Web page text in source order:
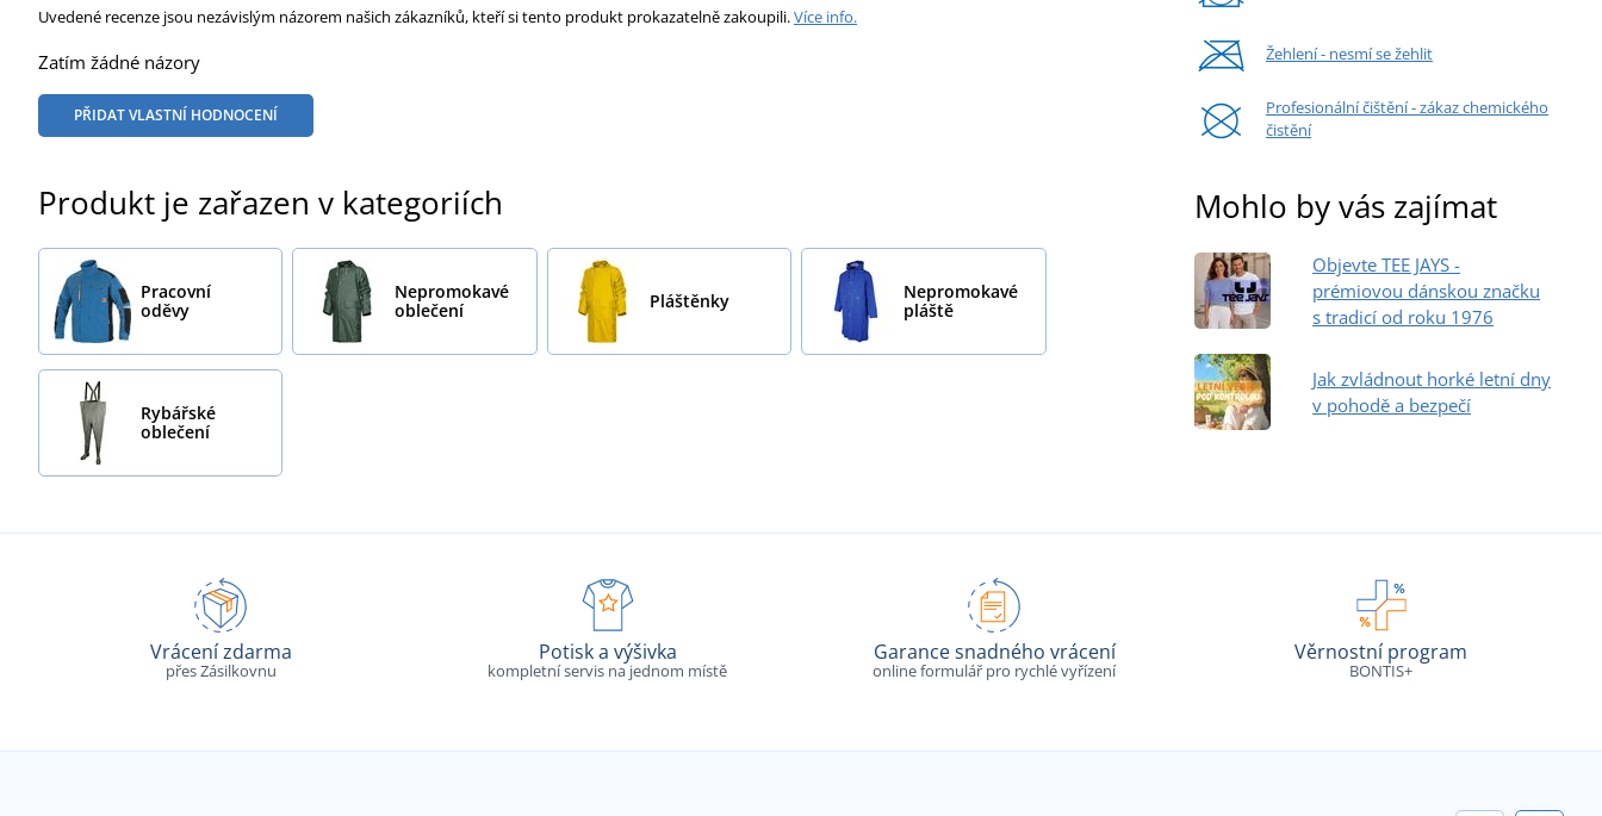
Uvedené recenze jsou nezávislým názorem našich zákazníků, kteří si tento produkt prokazatelně zakoupili.Více info.
Zatím žádné názory
PŘIDAT VLASTNÍ HODNOCENÍ
Produkt je zařazen v kategoriích
Pracovní
oděvy
Nepromokavé
oblečení
Pláštěnky
Nepromokavé
pláště
Rybářské
oblečení
Žehlení - nesmí se žehlit
Profesionální čištění - zákaz chemického
čistění
Mohlo by vás zajímat
Objevte TEE JAYS -
prémiovou dánskou značku
s tradicí od roku 1976
Jak zvládnout horké letní dny
v pohodě a bezpečí
Vrácení zdarma
přes Zásilkovnu
Potisk a výšivka
kompletní servis na jednom místě
Garance snadného vrácení
online formulář pro rychlé vyřízení
Věrnostní program
BONTIS+